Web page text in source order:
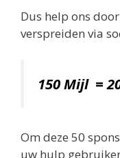
Dus help ons
verspreiden via
150 Mijl =
Om deze 50
uw hulp